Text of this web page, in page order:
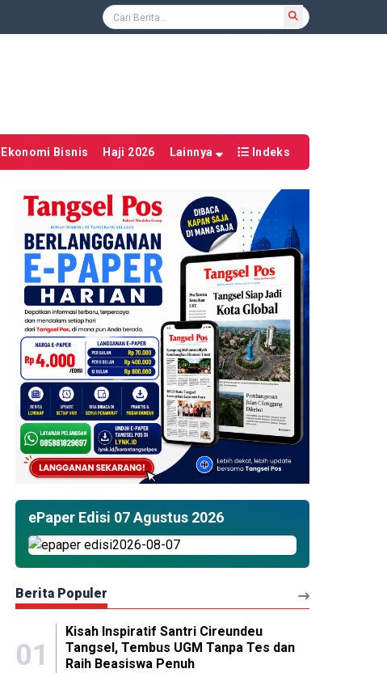
Ekonomi Bisnis Haji 2026 Lainnya Indeks
ePaper Edisi 07 Agustus 2026
Berita Populer
01
Kisah Inspiratif Santri Cireundeu
Tangsel, Tembus UGM Tanpa Tes dan
Raih Beasiswa Penuh